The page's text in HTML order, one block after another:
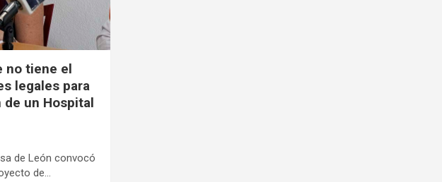
no tiene el
legales para
un Hospital
de León convocó
de…